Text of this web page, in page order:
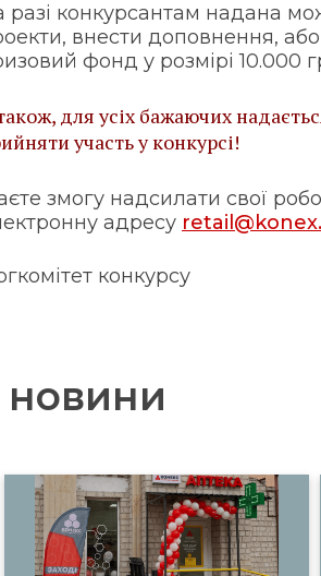
разі конкурсантам надана
внести доповнення, або
фонд у розмірі 10.000
для усіх бажаючих
участь у конкурсі!
змогу надсилати свої
адресу
конкурсу
новини